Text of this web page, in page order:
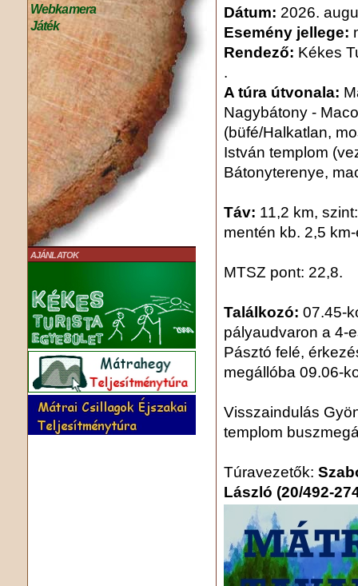
Webkamera
Játék
AJÁNLATOK
Dátum: 2026.
Esemény jellege:
Rendező: Kékes
.
A túra útvonala:
Nagybátony -
(büfé/Halkatlan,
István templom
Bátonyterenye,
Táv: 11,2 km,
mentén kb. 2,5
MTSZ pont: 22,8.
Találkozó: 07.45-
pályaudvaron a 4-
Pásztó felé,
megállóba 09.06-
Visszaindulás
templom
Túravezetők:
László (20/492-